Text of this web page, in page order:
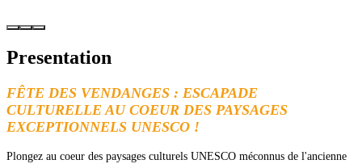
Presentation
FÊTE DES VENDANGES : ESCAPADE
CULTURELLE AU COEUR DES PAYSAGES
EXCEPTIONNELS UNESCO !
Plongez au coeur des paysages culturels UNESCO méconnus de l'ancienne